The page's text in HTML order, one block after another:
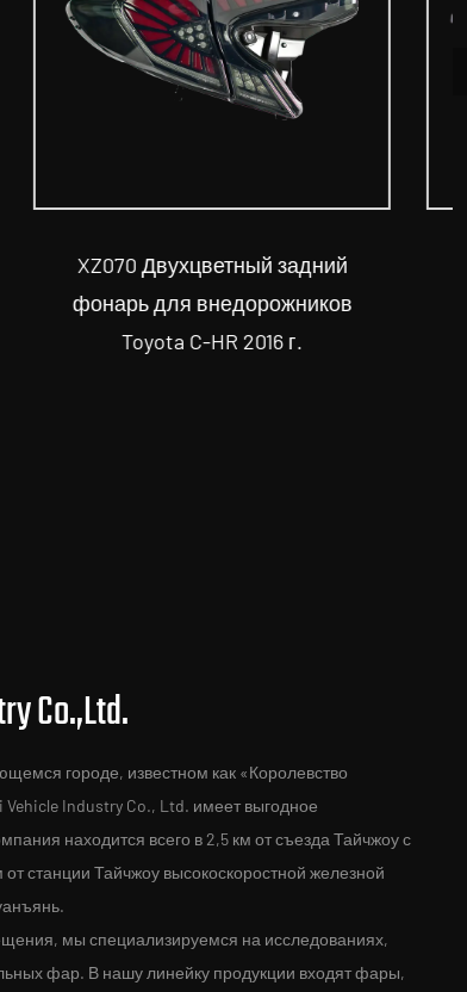
XZ052 Двухцветный задний
фонарь для Toyota Camry 2015
Co.,Ltd.
городе, известном как «Королевство
Industry Co., Ltd. имеет выгодное
находится всего в 2,5 км от съезда Тайчжоу с
станции Тайчжоу высокоскоростной железной
мы специализируемся на исследованиях,
фар. В нашу линейку продукции входят фары,